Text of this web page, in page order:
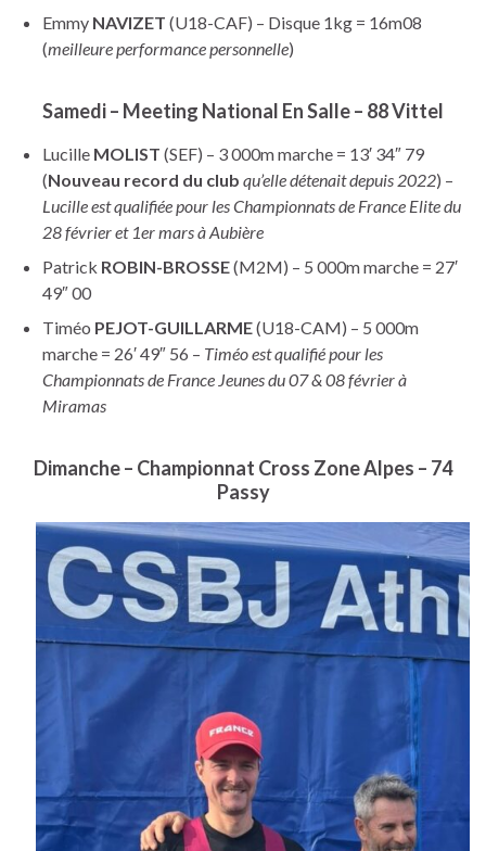
Emmy NAVIZET (U18-CAF) – Disque 1kg = 16m08
(meilleure performance personnelle)
Samedi – Meeting National En Salle – 88 Vittel
Lucille MOLIST (SEF) – 3 000m marche = 13′ 34″ 79
(Nouveau record du club qu’elle détenait depuis 2022) –
Lucille est qualifiée pour les Championnats de France Elite du
28 février et 1er mars à Aubière
Patrick ROBIN-BROSSE(M2M) – 5 000m marche = 27′
49″ 00
Timéo PEJOT-GUILLARME(U18-CAM) – 5 000m
marche = 26′ 49″ 56 – Timéo est qualifié pour les
Championnats de France Jeunes du 07 & 08 février à
Miramas
Dimanche – Championnat Cross Zone Alpes – 74
Passy